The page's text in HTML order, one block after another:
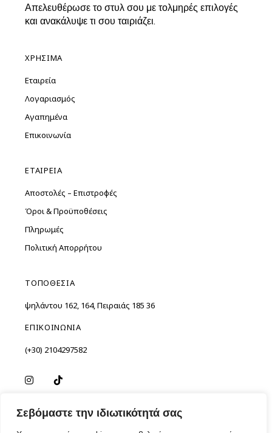
Σεβόμαστε την ιδιωτικότητά σας
Απελευθέρωσε το στυλ σου με τολμηρές επιλογές
και ανακάλυψε τι σου ταιριάζει.
ΧΡΗΣΙΜΑ
Εταιρεία
Λογαριασμός
Αγαπημένα
Επικοινωνία
ΕΤΑΙΡΕΙΑ
Αποστολές – Επιστροφές
Όροι & Προϋποθέσεις
Πληρωμές
Πολιτική Απορρήτου
ΤΟΠΟΘΕΣΙΑ
Ὑψηλάντου 162, 164, Πειραιάς 185 36
ΕΠΙΚΟΙΝΩΝΙΑ
(+30) 2104297582